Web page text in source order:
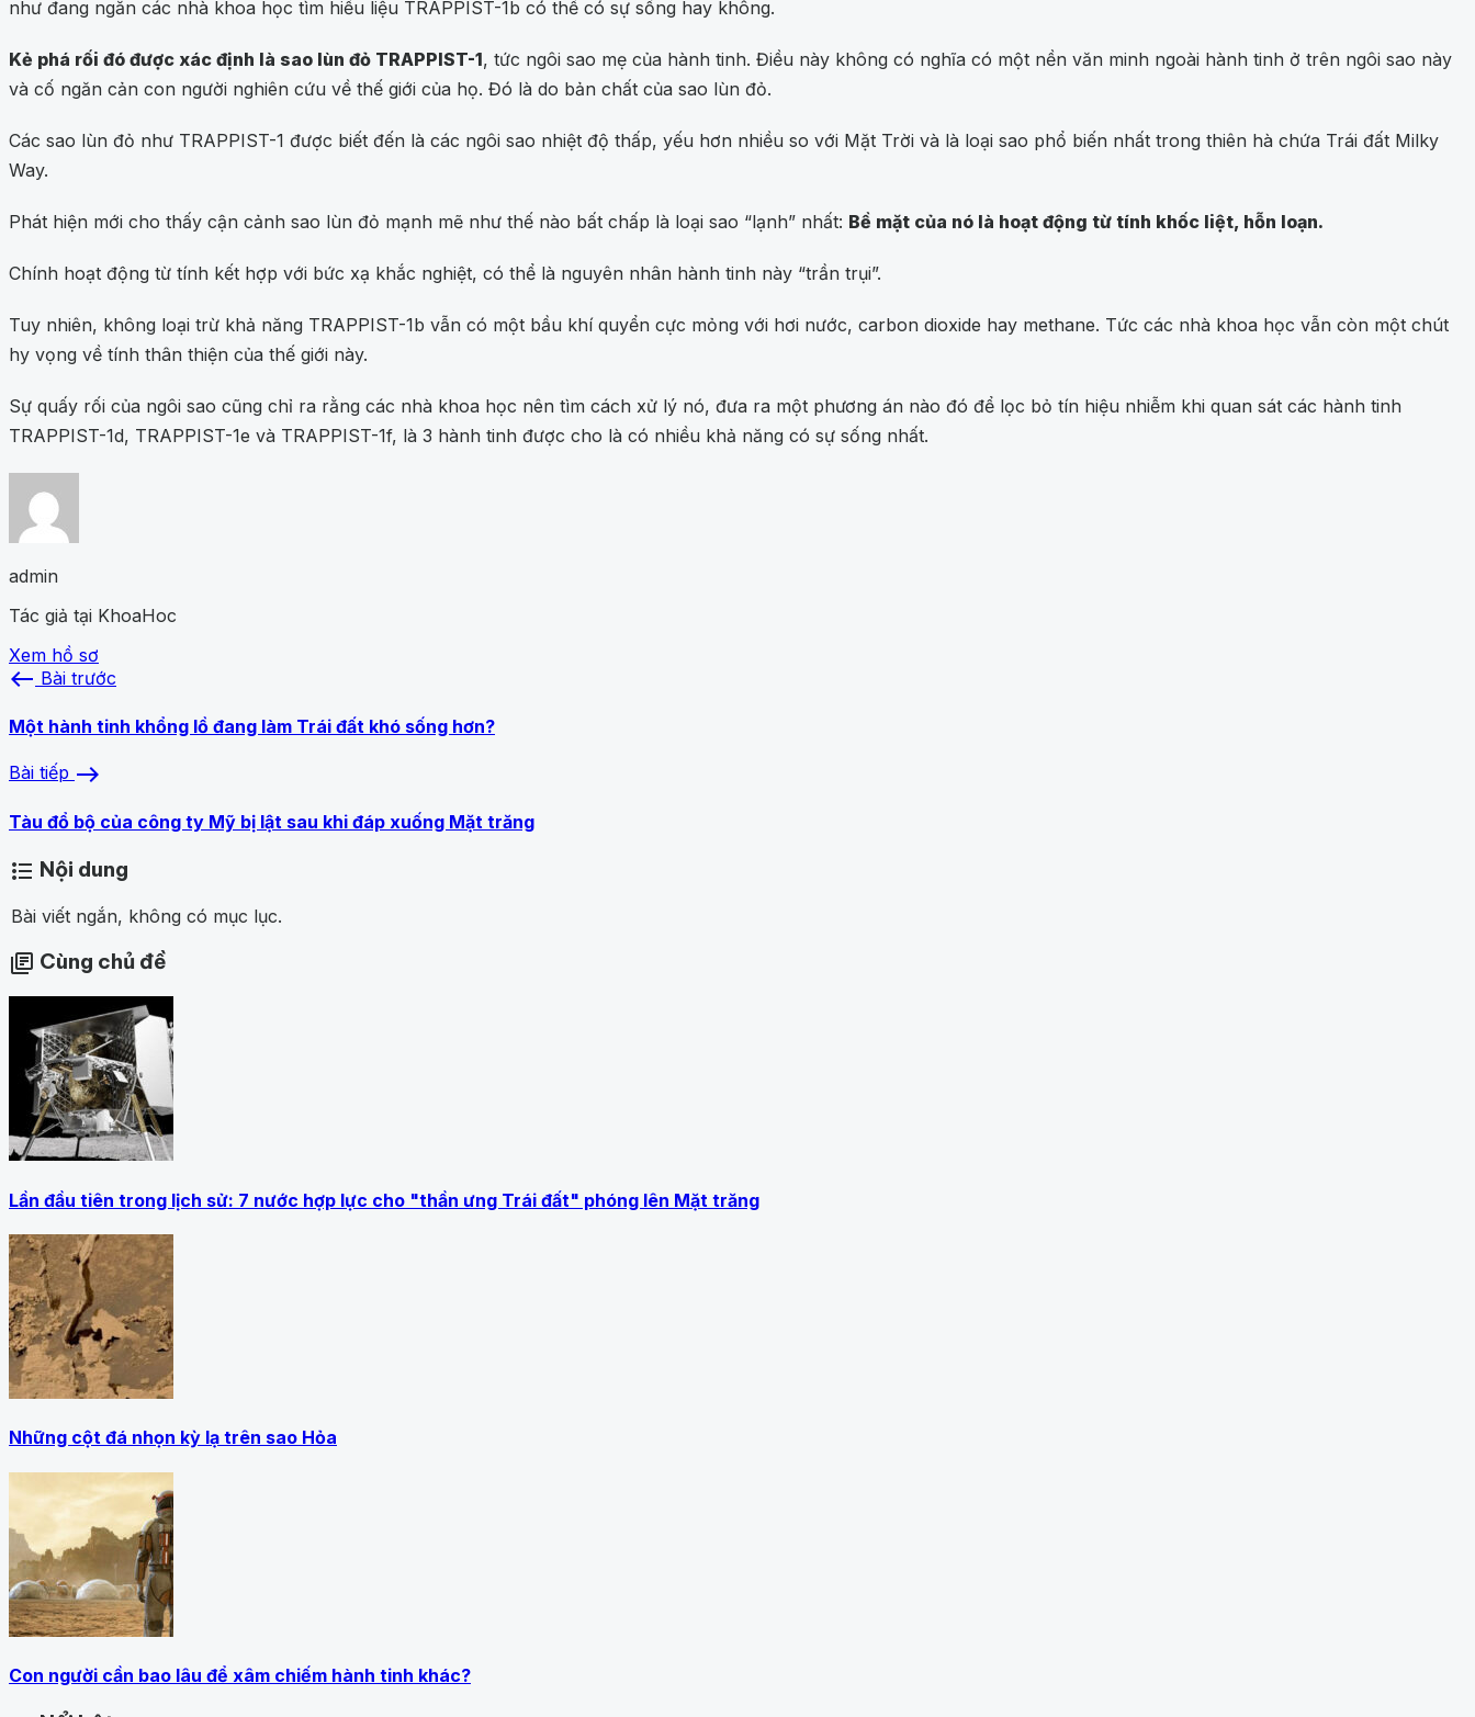
như đang ngăn các nhà khoa học tìm hiểu liệu TRAPPIST-1b có thể có sự sống hay không.
Kẻ phá rối đó được xác định là sao lùn đỏ TRAPPIST-1, tức ngôi sao mẹ của hành tinh. Điều này không có nghĩa có một nền văn minh ngoài hành tinh ở trên ngôi sao này
và cố ngăn cản con người nghiên cứu về thế giới của họ. Đó là do bản chất của sao lùn đỏ.
Các sao lùn đỏ như TRAPPIST-1 được biết đến là các ngôi sao nhiệt độ thấp, yếu hơn nhiều so với Mặt Trời và là loại sao phổ biến nhất trong thiên hà chứa Trái đất Milky
Way.
Phát hiện mới cho thấy cận cảnh sao lùn đỏ mạnh mẽ như thế nào bất chấp là loại sao “lạnh” nhất: Bề mặt của nó là hoạt động từ tính khốc liệt, hỗn loạn.
Chính hoạt động từ tính kết hợp với bức xạ khắc nghiệt, có thể là nguyên nhân hành tinh này “trần trụi”.
Tuy nhiên, không loại trừ khả năng TRAPPIST-1b vẫn có một bầu khí quyển cực mỏng với hơi nước, carbon dioxide hay methane. Tức các nhà khoa học vẫn còn một chút
hy vọng về tính thân thiện của thế giới này.
Sự quấy rối của ngôi sao cũng chỉ ra rằng các nhà khoa học nên tìm cách xử lý nó, đưa ra một phương án nào đó để lọc bỏ tín hiệu nhiễm khi quan sát các hành tinh
TRAPPIST-1d, TRAPPIST-1e và TRAPPIST-1f, là 3 hành tinh được cho là có nhiều khả năng có sự sống nhất.
admin
Tác giả tại KhoaHoc
Xem hồ sơ
west Bài trước
Một hành tinh khổng lồ đang làm Trái đất khó sống hơn?
Bài tiếp east
Tàu đổ bộ của công ty Mỹ bị lật sau khi đáp xuống Mặt trăng
format_list_bulleted Nội dung
Bài viết ngắn, không có mục lục.
library_books Cùng chủ đề
Lần đầu tiên trong lịch sử: 7 nước hợp lực cho "thần ưng Trái đất" phóng lên Mặt trăng
Những cột đá nhọn kỳ lạ trên sao Hỏa
Con người cần bao lâu để xâm chiếm hành tinh khác?